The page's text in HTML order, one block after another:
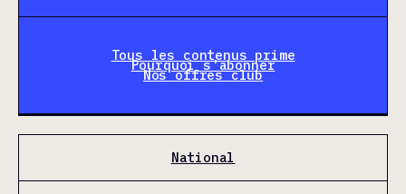
Tous les contenus prime
Pourquoi s'abonner
Nos offres club
National